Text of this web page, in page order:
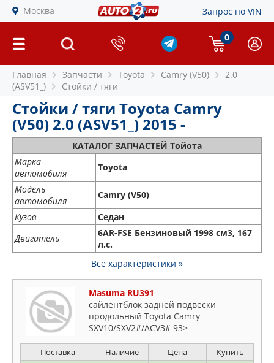
Москва Запрос по VIN
0
Главная Запчасти Toyota Camry (V50)
2.0
(ASV51_)
Стойки / тяги
Стойки / тяги Toyota Camry
(V50) 2.0 (ASV51_) 2015 -
КАТАЛОГ ЗАПЧАСТЕЙ Тойота
Марка
автомобиля
Toyota
Модель
автомобиля
Camry (V50)
Кузов
Седан
Двигатель
6AR-FSE Бензиновый 1998 см3, 167
л.с.
Все характеристики »
Masuma RU391
сайлентблок задней подвески
продольный Toyota Camry
SXV10/SXV2#/ACV3# 93>
Поставка Наличие Цена Купить